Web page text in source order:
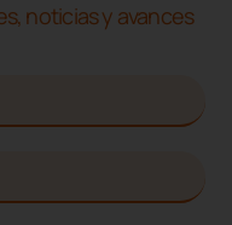
noticias y avances